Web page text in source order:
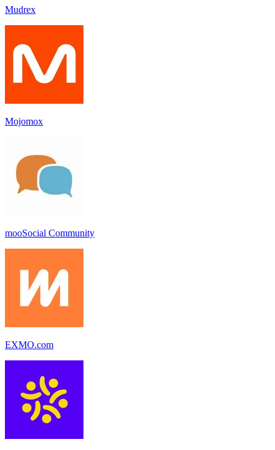
Mudrex
Mojomox
mooSocial Community
EXMO.com